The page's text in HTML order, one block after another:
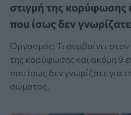
στιγμή της κορύφωσης
που ίσως δεν γνωρίζατε
Οργασμός: Τι συμβαίνει
της κορύφωσης και ακόμη 9
που ίσως δεν γνωρίζατε για
σώματος.